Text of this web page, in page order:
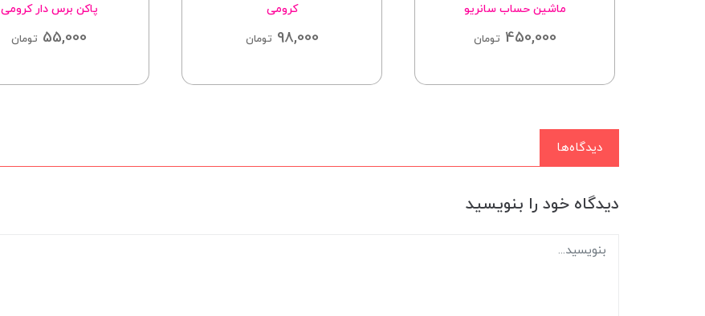
ماشین حساب سانریو
450,000 تومان
کرومی
98,000 تومان
پاکن برس دار کرومی
55,000 تومان
دیدگاه‌ها
دیدگاه خود را بنویسید